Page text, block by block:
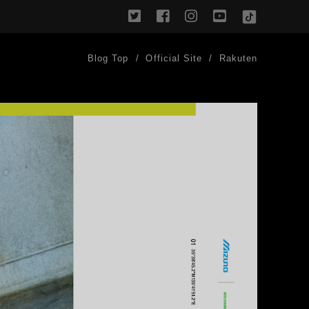
twitterfacebookinstagram
youtube
TikTok
Blog Top Official Site Rakuten